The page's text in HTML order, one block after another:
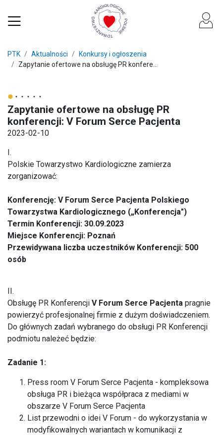
PTK Aktualności
Konkursy i ogłoszenia
Zapytanie ofertowe na obsługę PR konfere...
Zapytanie ofertowe na obsługę PR
konferencji: V Forum Serce Pacjenta
2023-02-10
I.
Polskie Towarzystwo Kardiologiczne zamierza
zorganizować:
Konferencję: V Forum Serce Pacjenta Polskiego
Towarzystwa Kardiologicznego („Konferencja")
Termin Konferencji: 30.09.2023
Miejsce Konferencji: Poznań
Przewidywana liczba uczestników Konferencji: 500
osób
II.
Obsługę PR Konferencji V Forum Serce Pacjenta pragnie
powierzyć profesjonalnej firmie z dużym doświadczeniem.
Do głównych zadań wybranego do obsługi PR Konferencji
podmiotu należeć będzie:
Zadanie 1:
Press room V Forum Serce Pacjenta - kompleksowa
obsługa PR i bieżąca współpraca z mediami w
obszarze V Forum Serce Pacjenta
List przewodni o idei V Forum - do wykorzystania w
modyfikowalnych wariantach w komunikacji z